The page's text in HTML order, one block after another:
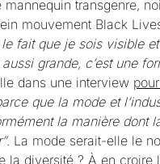
mannequin transgenre,
mouvement Black
fait que je sois visible
grande, c’est une
dans une interview
que la mode et
la manière dont
. La mode serait-elle le
la diversité ? À en croire